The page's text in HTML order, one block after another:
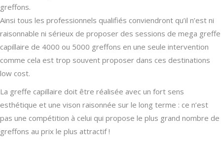
greffons.
Ainsi tous les professionnels qualifiés conviendront qu’il n’est ni
raisonnable ni sérieux de proposer des sessions de mega greffe
capillaire de 4000 ou 5000 greffons en une seule intervention
comme cela est trop souvent proposer dans ces destinations
low cost.
La greffe capillaire doit être réalisée avec un fort sens
esthétique et une vison raisonnée sur le long terme : ce n’est
pas une compétition à celui qui propose le plus grand nombre de
greffons au prix le plus attractif !